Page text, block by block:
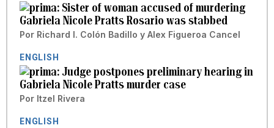
Sister of woman accused of murdering
Gabriela Nicole Pratts Rosario was stabbed
Por Richard I. Colón Badillo y Alex Figueroa Cancel
ENGLISH
Judge postpones preliminary hearing in
Gabriela Nicole Pratts murder case
Por Itzel Rivera
ENGLISH